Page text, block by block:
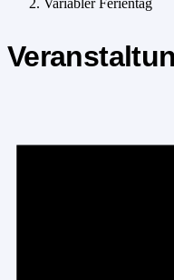
Variabler Ferientag